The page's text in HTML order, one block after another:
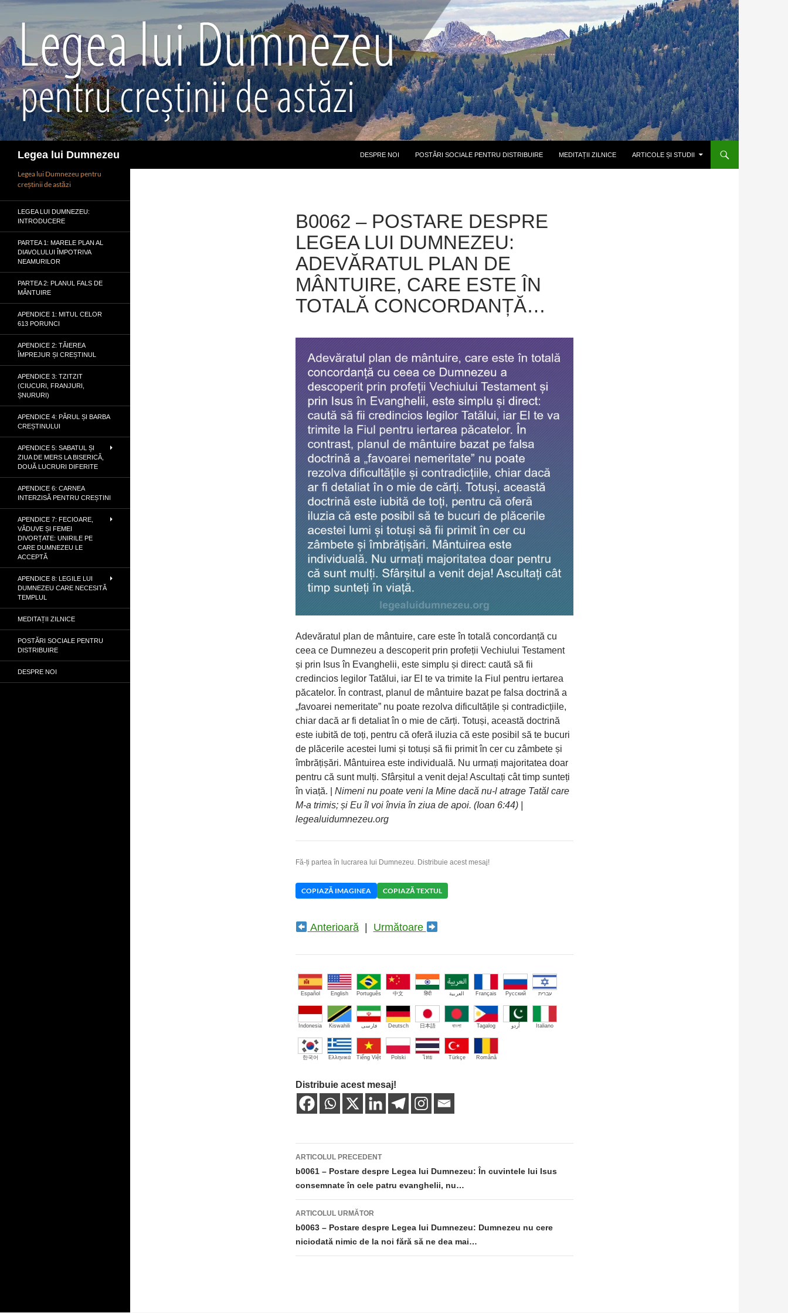
conținut
Legea lui Dumnezeu DESPRE NOI POSTĂRI SOCIALE PENTRU DISTRIBUIRE MEDITAȚII ZILNICE ARTICOLE ȘI STUDII
B0062 – POSTARE DESPRE
LEGEA LUI DUMNEZEU:
ADEVĂRATUL PLAN DE
MÂNTUIRE, CARE ESTE ÎN
TOTALĂ CONCORDANȚĂ…
Adevăratul plan de mântuire, care este în totală concordanță cu
ceea ce Dumnezeu a descoperit prin profeții Vechiului Testament
și prin Isus în Evanghelii, este simplu și direct: caută să fii
credincios legilor Tatălui, iar El te va trimite la Fiul pentru iertarea
păcatelor. În contrast, planul de mântuire bazat pe falsa doctrină a
„favoarei nemeritate” nu poate rezolva dificultățile și contradicțiile,
chiar dacă ar fi detaliat în o mie de cărți. Totuși, această doctrină
este iubită de toți, pentru că oferă iluzia că este posibil să te bucuri
de plăcerile acestei lumi și totuși să fii primit în cer cu zâmbete și
îmbrățișări. Mântuirea este individuală. Nu urmați majoritatea doar
pentru că sunt mulți. Sfârșitul a venit deja! Ascultați cât timp sunteți
în viață. | Nimeni nu poate veni la Mine dacă nu-l atrage Tatăl care
M-a trimis; și Eu îl voi învia în ziua de apoi. (Ioan 6:44) |
legealuidumnezeu.org
Fă-ți partea în lucrarea lui Dumnezeu. Distribuie acest mesaj!
COPIAZĂ IMAGINEA COPIAZĂ TEXTUL
Anterioară| Următoare
Español English Português 中文 हिंदी العربية Français Русский עברית
Indonesia Kiswahili فارسی Deutsch 日本語 বাংলা Tagalog اُردو Italiano
한국어 Ελληνικά Tiếng Việt Polski ไทย Türkçe Română
Distribuie acest mesaj!
Navigare
în
articole
ARTICOLUL PRECEDENT
b0061 – Postare despre Legea lui Dumnezeu: În cuvintele lui Isus
consemnate în cele patru evanghelii, nu…
ARTICOLUL URMĂTOR
b0063 – Postare despre Legea lui Dumnezeu: Dumnezeu nu cere
niciodată nimic de la noi fără să ne dea mai…
Legea lui Dumnezeu pentru
creștinii de astăzi
LEGEA LUI DUMNEZEU:
INTRODUCERE
PARTEA 1: MARELE PLAN AL
DIAVOLULUI ÎMPOTRIVA
NEAMURILOR
PARTEA 2: PLANUL FALS DE
MÂNTUIRE
APENDICE 1: MITUL CELOR
613 PORUNCI
APENDICE 2: TĂIEREA
ÎMPREJUR ȘI CREȘTINUL
APENDICE 3: TZITZIT
(CIUCURI, FRANJURI,
ȘNURURI)
APENDICE 4: PĂRUL ȘI BARBA
CREȘTINULUI
APENDICE 5: SABATUL ȘI
ZIUA DE MERS LA BISERICĂ,
DOUĂ LUCRURI DIFERITE
APENDICE 6: CARNEA
INTERZISĂ PENTRU CREȘTINI
APENDICE 7: FECIOARE,
VĂDUVE ȘI FEMEI
DIVORȚATE: UNIRILE PE
CARE DUMNEZEU LE
ACCEPTĂ
APENDICE 8: LEGILE LUI
DUMNEZEU CARE NECESITĂ
TEMPLUL
MEDITAȚII ZILNICE
POSTĂRI SOCIALE PENTRU
DISTRIBUIRE
DESPRE NOI